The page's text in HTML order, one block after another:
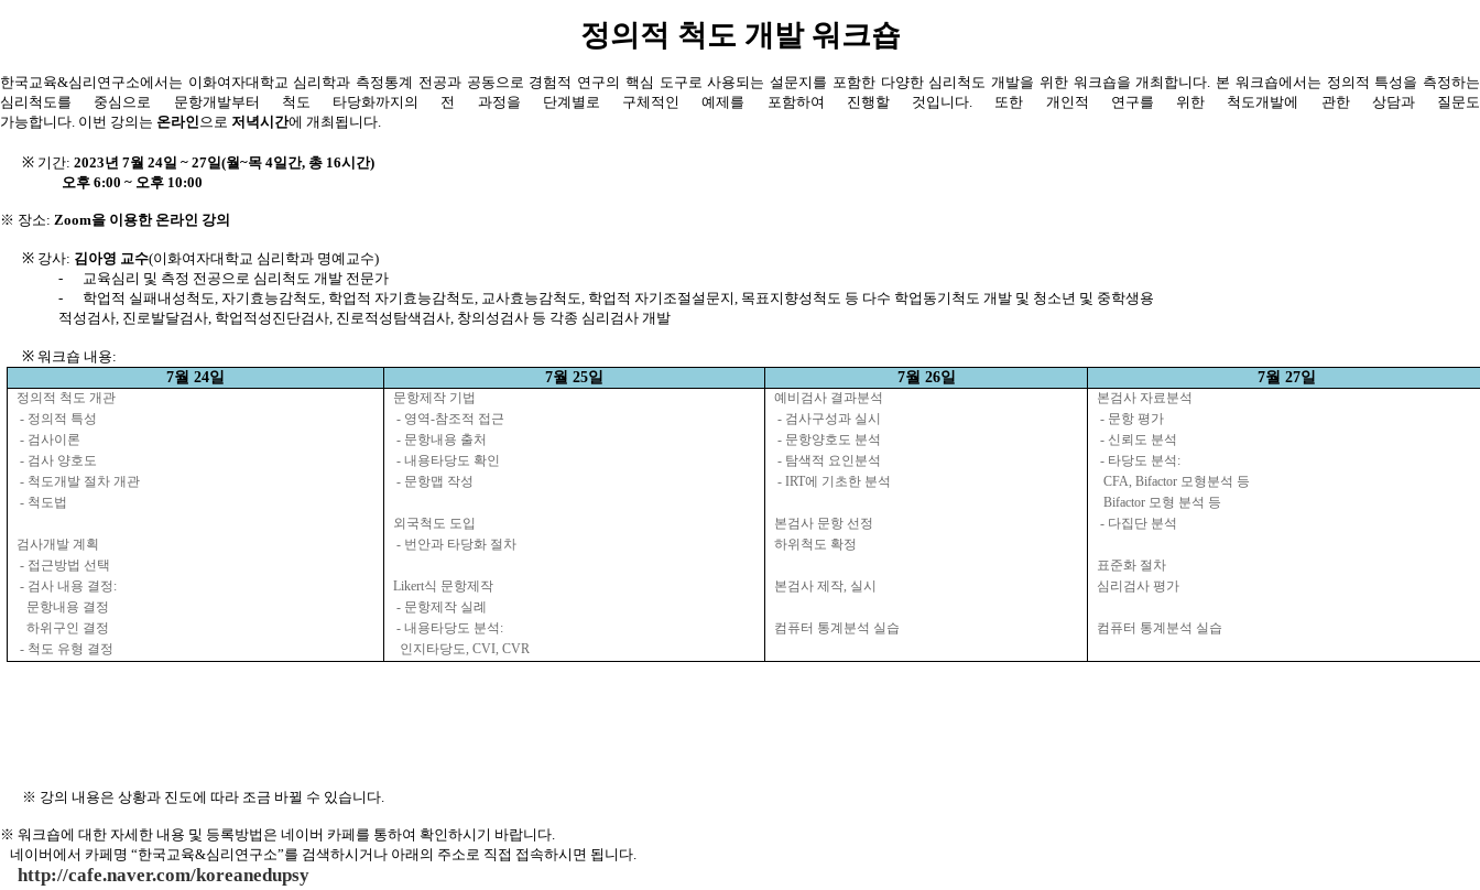
정의적 척도 개발 워크숍
한국교육&심리연구소에서는 이화여자대학교 심리학과 측정통계 전공과 공동으로 경험적 연구의 핵심 도구로 사용되는 설문지를 포함한 다양한 심리척도 개발을 위한 워크숍을 개최합니다. 본 워크숍에서는 정의적 특성을 측정하는
심리척도를 중심으로 문항개발부터 척도 타당화까지의 전 과정을 단계별로 구체적인 예제를 포함하여 진행할 것입니다. 또한 개인적 연구를 위한 척도개발에 관한 상담과 질문도
가능합니다. 이번 강의는 온라인으로 저녁시간에 개최됩니다.
※ 기간: 2023년 7월 24일 ~ 27일(월~목 4일간, 총 16시간)
오후 6:00 ~ 오후 10:00
※ 장소: Zoom을 이용한 온라인 강의
※ 강사: 김아영 교수(이화여자대학교 심리학과 명예교수)
-
교육심리 및 측정 전공으로 심리척도 개발 전문가
-
학업적 실패내성척도,자기효능감척도, 학업적 자기효능감척도, 교사효능감척도, 학업적 자기조절설문지, 목표지향성척도 등 다수 학업동기척도 개발 및 청소년 및 중학생용
적성검사, 진로발달검사, 학업적성진단검사, 진로적성탐색검사, 창의성검사 등 각종 심리검사 개발
※ 워크숍 내용:
7월 24일 7월 25일 7월 26일 7월 27일
정의적 척도 개관 문항제작 기법 예비검사 결과분석 본검사 자료분석
- 정의적 특성 - 영역-참조적 접근 - 검사구성과 실시 - 문항 평가
- 검사이론 - 문항내용 출처 - 문항양호도 분석 - 신뢰도 분석
- 검사 양호도 - 내용타당도 확인 - 탐색적 요인분석 - 타당도 분석 :
- 척도개발 절차 개관 - 문항맵 작성 - IRT에 기초한 분석 CFA, Bifactor 모형분석 등
- 척도법 Bifactor 모형 분석 등
외국척도 도입 본검사 문항 선정 - 다집단 분석
검사개발 계획 - 번안과 타당화 절차 하위척도 확정
- 접근방법 선택 표준화 절차
- 검사 내용 결정: Likert식 문항제작 본검사 제작, 실시 심리검사 평가
문항내용 결정 - 문항제작 실례
하위구인 결정 - 내용타당도 분석 : 컴퓨터 통계분석 실습 컴퓨터 통계분석 실습
- 척도 유형 결정 인지타당도, CVI, CVR
※ 강의 내용은 상황과 진도에 따라 조금 바뀔 수 있습니다.
※ 워크숍에 대한 자세한 내용 및 등록방법은 네이버 카페를 통하여 확인하시기 바랍니다.
네이버에서 카페명 “한국교육&심리연구소”를 검색하시거나 아래의 주소로 직접 접속하시면 됩니다.
http://cafe.naver.com/koreanedupsy